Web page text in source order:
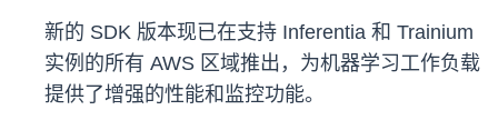
新的 SDK 版本现已在支持 Inferentia 和 Trainium
实例的所有 AWS 区域推出，为机器学习工作负载
提供了增强的性能和监控功能。